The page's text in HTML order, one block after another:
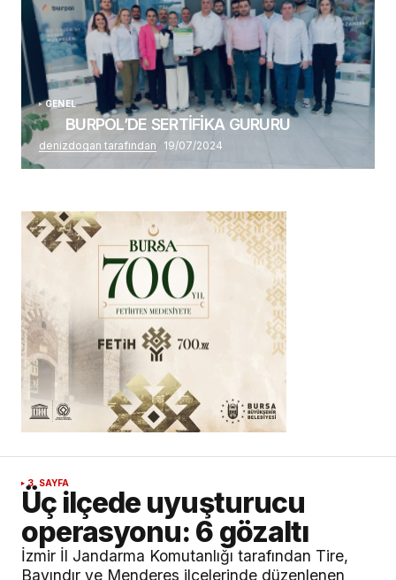
GENEL
BURPOL’DE SERTİFİKA GURURU
denizdogan tarafından 19/07/2024
3. SAYFA
Üç ilçede uyuşturucu
operasyonu: 6 gözaltı
İzmir İl Jandarma Komutanlığı tarafından Tire,
Bayındır ve Menderes ilçelerinde düzenlenen